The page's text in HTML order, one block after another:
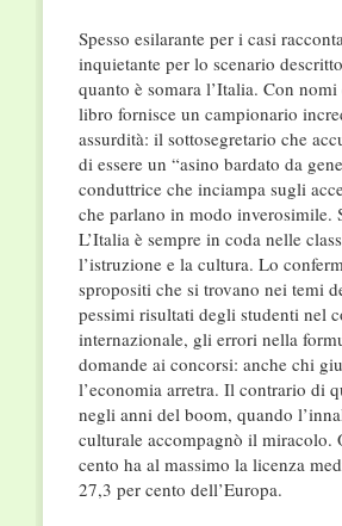
Spesso esilarante per i casi
inquietante per lo scenario
quanto è somara l’Italia. Con
libro fornisce un campionario
assurdità: il sottosegretario che
di essere un “asino bardato da
conduttrice che inciampa sugli
che parlano in modo inverosimile.
L’Italia è sempre in coda nelle
l’istruzione e la cultura. Lo
spropositi che si trovano nei temi
pessimi risultati degli studenti nel
internazionale, gli errori nella
domande ai concorsi: anche chi
l’economia arretra. Il contrario di
negli anni del boom, quando
culturale accompagnò il miracolo.
cento ha al massimo la licenza
27,3 per cento dell’Europa.